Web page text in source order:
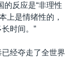
的反应是“非理性
上是情绪性的，
时间。”
经夺走了全世界